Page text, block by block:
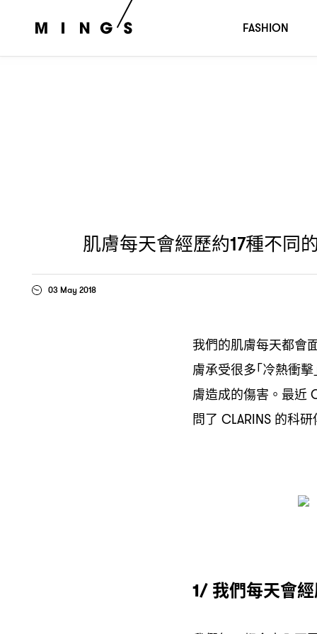
肌膚每天會經歷約17種不同
03 May 2018
我們的肌膚每天都會
膚承受很多｢冷熱衝
膚造成的傷害。最近
問了 CLARINS 的科
1/ 我們每天會
FASHION
肌膚每天會經歷約 ！CLARINS